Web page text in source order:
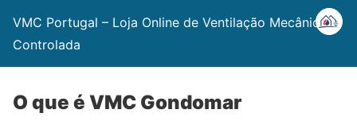
VMC Portugal – Loja Online de Ventilação Mecânica
Controlada
O que é VMC Gondomar